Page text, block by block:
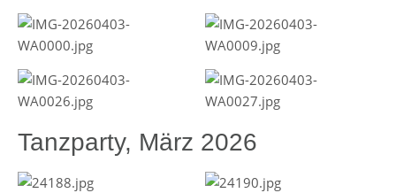
Tanzparty, März 2026